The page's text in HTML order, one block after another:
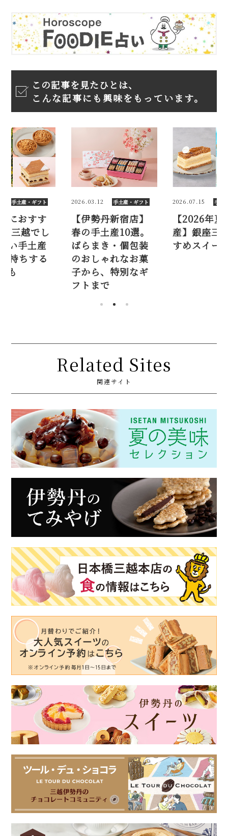
この記事を見たひとは、
こんな記事にも興味をもっています。
手土産・ギフト
新宿店】
産10選。
・個包装
れなお菓
特別なギ
2026.07.15 手土産・ギフト
【2026年夏の手土
産】銀座三越おす
すめスイーツ10選
2025.11.18 手土
年末年始に
め♡ 銀座三
か買えない
Related Sites
関連サイト